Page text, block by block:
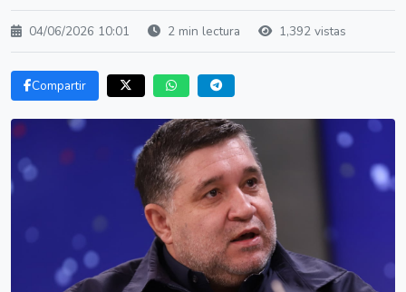
04/06/2026 10:01 2 min lectura 1,392 vistas
Compartir